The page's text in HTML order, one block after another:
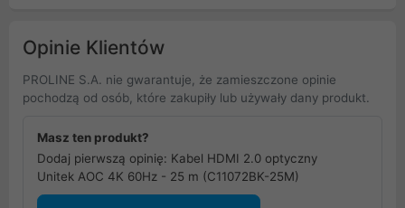
Opinie Klientów
PROLINE S.A. nie gwarantuje, że zamieszczone opinie
pochodzą od osób, które zakupiły lub używały dany produkt.
Masz ten produkt?
Dodaj pierwszą opinię: Kabel HDMI 2.0 optyczny
Unitek AOC 4K 60Hz - 25 m (C11072BK-25M)